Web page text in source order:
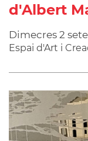
d'Albert
Dimecres 2
Espai d'Art i